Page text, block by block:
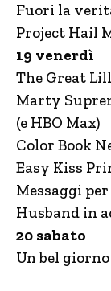
Fuori la
Project Hail
19 venerdì
The Great
Marty
(e HBO Max)
Color Book
Easy Kiss
Messaggi
Husband in
20 sabato
Un bel